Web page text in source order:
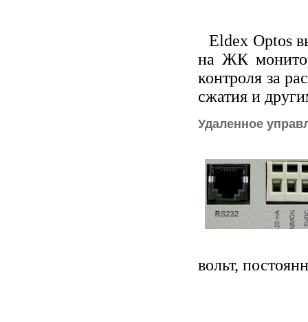
Eldex Optos
на ЖК
контроля за
сжатия и
Удаленное
вольт,